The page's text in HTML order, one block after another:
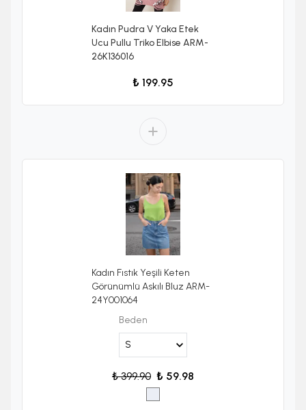
Kadın Pudra V Yaka Etek
Ucu Pullu Triko Elbise ARM-
26K136016
₺ 199.95
Kadın Fıstık Yeşili Keten
Görünümlü Askılı Bluz ARM-
24Y001064
Beden
₺ 399.90 ₺ 59.98